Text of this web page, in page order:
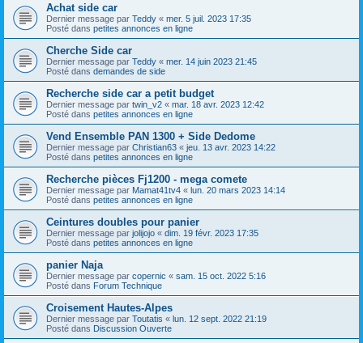
Achat side car
Dernier message par Teddy « mer. 5 juil. 2023 17:35
Posté dans petites annonces en ligne
Cherche Side car
Dernier message par Teddy « mer. 14 juin 2023 21:45
Posté dans demandes de side
Recherche side car a petit budget
Dernier message par twin_v2 « mar. 18 avr. 2023 12:42
Posté dans petites annonces en ligne
Vend Ensemble PAN 1300 + Side Dedome
Dernier message par Christian63 « jeu. 13 avr. 2023 14:22
Posté dans petites annonces en ligne
Recherche pièces Fj1200 - mega comete
Dernier message par Mamat41tv4 « lun. 20 mars 2023 14:14
Posté dans petites annonces en ligne
Ceintures doubles pour panier
Dernier message par jolijojo « dim. 19 févr. 2023 17:35
Posté dans petites annonces en ligne
panier Naja
Dernier message par copernic « sam. 15 oct. 2022 5:16
Posté dans Forum Technique
Croisement Hautes-Alpes
Dernier message par Toutatis « lun. 12 sept. 2022 21:19
Posté dans Discussion Ouverte